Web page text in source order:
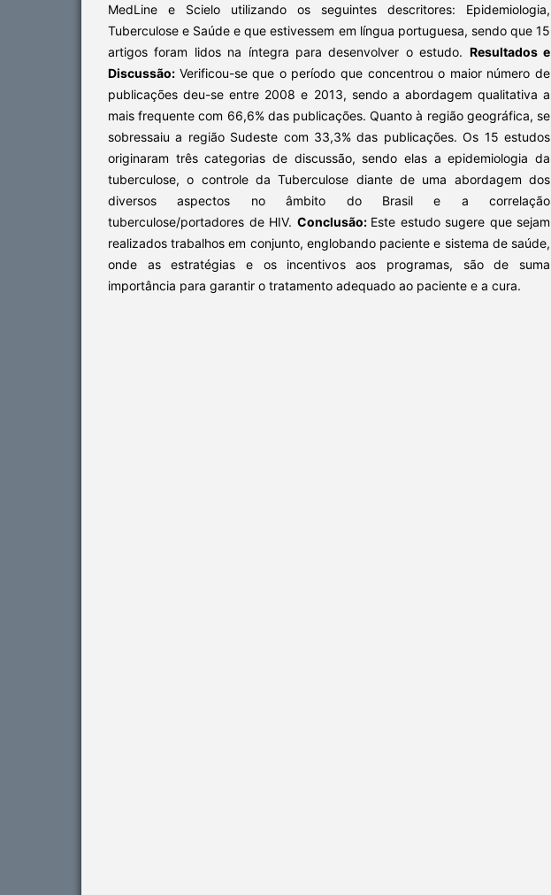
MedLine e Scielo utilizando os seguintes descritores: Epidemiologia,
Tuberculose e Saúde e que estivessem em língua portuguesa, sendo que 15
artigos foram lidos na íntegra para desenvolver o estudo. Resultados e
Discussão: Verificou-se que o período que concentrou o maior número de
publicações deu-se entre 2008 e 2013, sendo a abordagem qualitativa a
mais frequente com 66,6% das publicações. Quanto à região geográfica, se
sobressaiu a região Sudeste com 33,3% das publicações. Os 15 estudos
originaram três categorias de discussão, sendo elas a epidemiologia da
tuberculose, o controle da Tuberculose diante de uma abordagem dos
diversos aspectos no âmbito do Brasil e a correlação
tuberculose/portadores de HIV. Conclusão: Este estudo sugere que sejam
realizados trabalhos em conjunto, englobando paciente e sistema de saúde,
onde as estratégias e os incentivos aos programas, são de suma
importância para garantir o tratamento adequado ao paciente e a cura.